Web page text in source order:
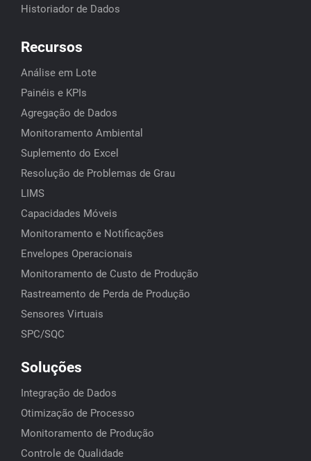
Historiador de Dados
Recursos
Análise em Lote
Painéis e KPIs
Agregação de Dados
Monitoramento Ambiental
Suplemento do Excel
Resolução de Problemas de Grau
LIMS
Capacidades Móveis
Monitoramento e Notificações
Envelopes Operacionais
Monitoramento de Custo de Produção
Rastreamento de Perda de Produção
Sensores Virtuais
SPC/SQC
Soluções
Integração de Dados
Otimização de Processo
Monitoramento de Produção
Controle de Qualidade